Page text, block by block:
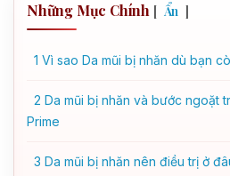
Những Mục Chính [ Ẩn ]
1 Vì sao Da mũi bị nhăn dù bạn
2 Da mũi bị nhăn và bước ngoặt
Prime
3 Da mũi bị nhăn nên điều trị ở